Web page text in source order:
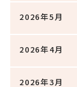
2026年5月
2026年4月
2026年3月